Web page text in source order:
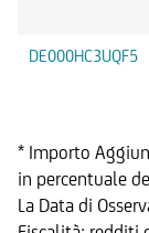
DE000HC3UQF5
* Importo
in percentuale
La Data di